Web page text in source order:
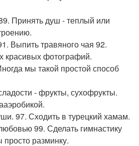
Принять душ - теплый или
Выпить травяного чая 92.
красивых фотографий.
мы такой простой способ
- фрукты, сухофрукты.
97. Сходить в турецкий хамам.
99. Сделать гимнастику
просто разминку.